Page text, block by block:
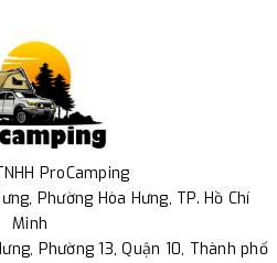
ProCamping
Phường Hòa Hưng, TP. Hồ Chí
Minh
Phường 13, Quận 10, Thành phố